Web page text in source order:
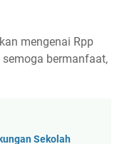
mengenai Rpp
semoga bermanfaat,
Sekolah